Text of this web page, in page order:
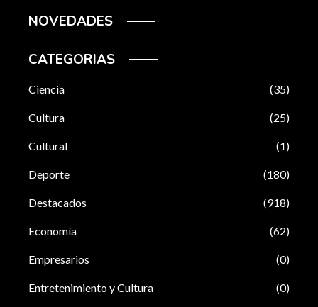
NOVEDADES
CATEGORIAS
Ciencia (35)
Cultura (25)
Cultural (1)
Deporte (180)
Destacados (918)
Economía (62)
Empresarios (0)
Entretenimiento y Cultura (0)